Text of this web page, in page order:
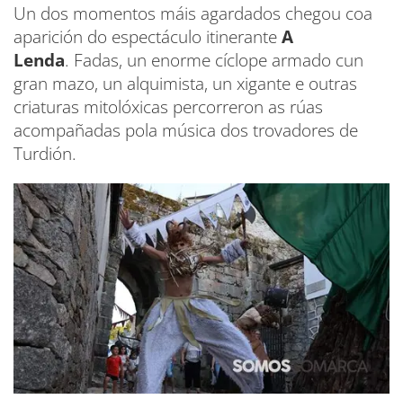
Un dos momentos máis agardados chegou coa
aparición do espectáculo itineranteA
Lenda. Fadas, un enorme cíclope armado cun
gran mazo, un alquimista, un xigante e outras
criaturas mitolóxicas percorreron as rúas
acompañadas pola música dos trovadores de
Turdión.